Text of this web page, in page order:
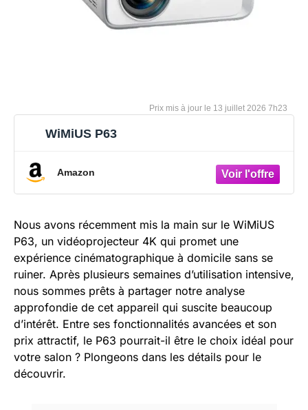
13 juillet 2026 7h23
WiMiUS P63
Amazon
Nous avons récemment mis la main sur le WiMiUS
P63, un vidéoprojecteur 4K qui promet une
expérience cinématographique à domicile sans se
ruiner. Après plusieurs semaines d’utilisation intensive,
nous sommes prêts à partager notre analyse
approfondie de cet appareil qui suscite beaucoup
d’intérêt. Entre ses fonctionnalités avancées et son
prix attractif, le P63 pourrait-il être le choix idéal pour
votre salon ? Plongeons dans les détails pour le
découvrir.